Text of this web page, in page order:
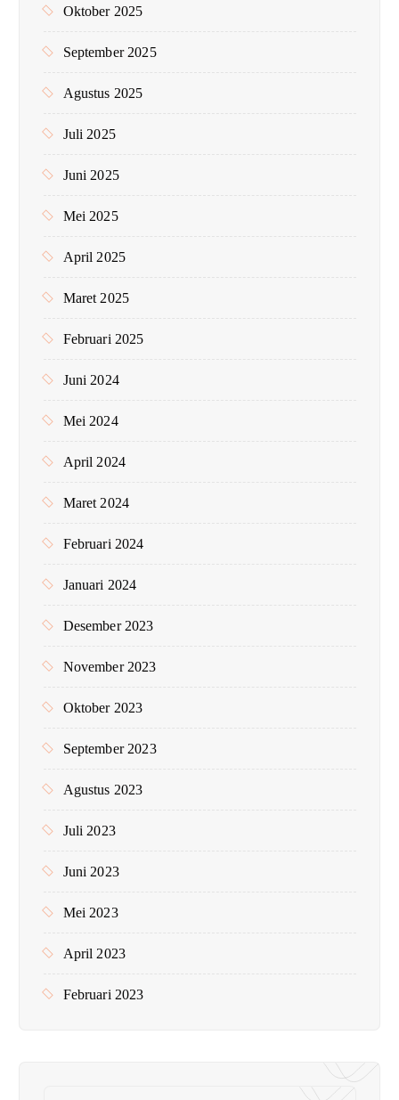
Oktober 2025
September 2025
Agustus 2025
Juli 2025
Juni 2025
Mei 2025
April 2025
Maret 2025
Februari 2025
Juni 2024
Mei 2024
April 2024
Maret 2024
Februari 2024
Januari 2024
Desember 2023
November 2023
Oktober 2023
September 2023
Agustus 2023
Juli 2023
Juni 2023
Mei 2023
April 2023
Februari 2023